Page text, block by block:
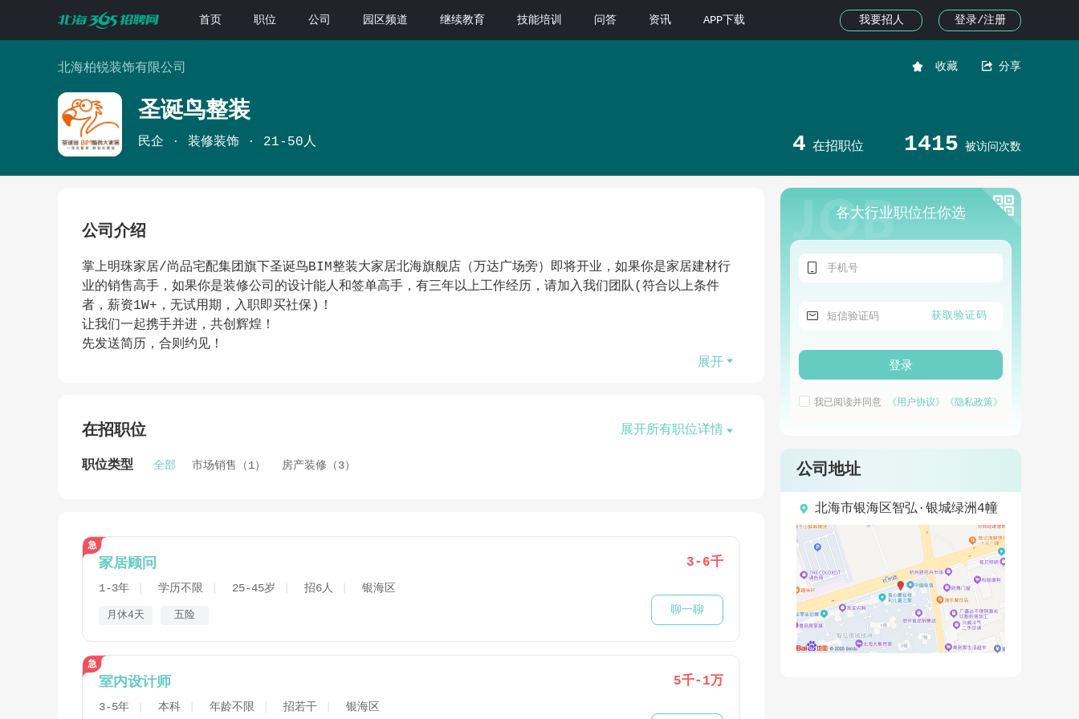
首页 职位 公司 园区频道 继续教育 技能培训 问答 资讯 APP下载 我要招人 登录/注册
北海柏锐装饰有限公司  收藏  分享
圣诞鸟整装
民企 装修装饰 21-50人 4 在招职位 1415 被访问次数
公司介绍
掌上明珠家居/尚品宅配集团旗下圣诞鸟BIM整装大家居北海旗舰店（万达广场旁）即将开业，如果你是家居建材行
业的销售高手，如果你是装修公司的设计能人和签单高手，有三年以上工作经历，请加入我们团队(符合以上条件
者，薪资1W+，无试用期，入职即买社保)！
让我们一起携手并进，共创辉煌！
先发送简历，合则约见！
展开 
在招职位 展开所有职位详情 
职位类型 全部 市场销售（1） 房产装修（3）
家居顾问
1-3年 学历不限 25-45岁 招6人 银海区
月休4天 五险
3-6千
聊一聊
室内设计师
3-5年 本科 年龄不限 招若干 银海区
5千-1万
各大行业职位任你选

 获取验证码
登录
我已阅读并同意 《用户协议》 《隐私政策》
公司地址
 北海市银海区智弘·银城绿洲4幢